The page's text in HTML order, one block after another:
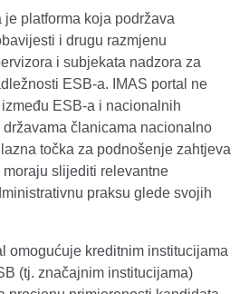
je platforma koja podržava
i drugu razmjenu
i subjekata nadzora za
ESB-a. IMAS portal ne
ESB-a i nacionalnih
članicama nacionalno
točka za podnošenje zahtjeva
slijediti relevantne
praksu glede svojih
omogućuje kreditnim institucijama
(tj. značajnim institucijama)